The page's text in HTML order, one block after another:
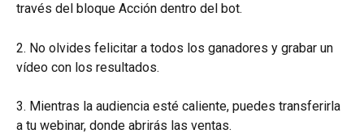
través del bloque Acción dentro del bot.
2. No olvides felicitar a todos los ganadores y grabar un
vídeo con los resultados.
3. Mientras la audiencia esté caliente, puedes transferirla
a tu webinar, donde abrirás las ventas.